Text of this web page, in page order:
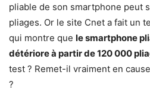
pliable de son smartphone peut
pliages. Or le site Cnet a fait un
qui montre que le smartphone
détériore à partir de 120 000
test ? Remet-il vraiment en
?